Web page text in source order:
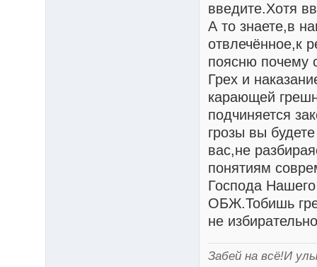
введите.Хотя
А то знаете,в
отвлечённое,к
поясню почему
Грех и
карающей
подчиняется
грозы вы
вас,не
понятиям
Господа
ОБЖ.Тобишь
не
Забей на всё!И